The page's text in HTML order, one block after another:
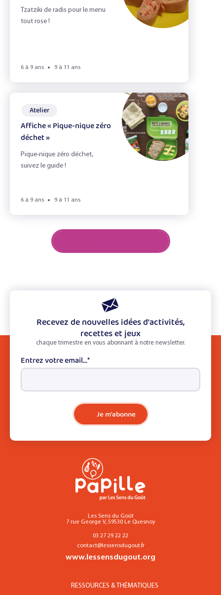
Tzatziki de radis pour le menu
tout rose !
6 à 9 ans 9 à 11 ans
Atelier
Affiche « Pique-nique zéro
déchet »
Pique-nique zéro déchet,
suivez le guide !
6 à 9 ans 9 à 11 ans
Recevez de nouvelles idées d'activités,
recettes et jeux
chaque trimestre en vous abonnant à notre newsletter.
Entrez votre email...*
Je m'abonne
Les Sens du Goût
7 rue George V, 59530 Le Quesnoy
03 27 29 22 22
contact@lessensdugout.fr
www.lessensdugout.org
RESSOURCES & THÉMATIQUES